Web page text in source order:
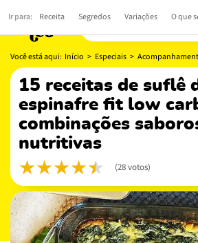
Você está aqui: Início > Especiais >
15 receitas de suflê de
espinafre fit low
combinações
nutritivas
(28 votos)
Ir para: Receita Segredos Variações O que